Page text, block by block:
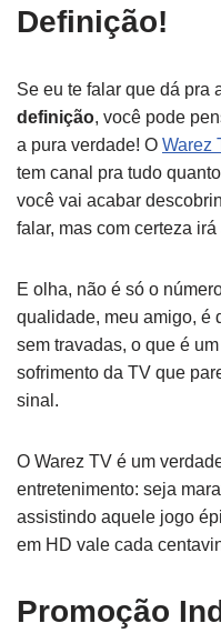
Definição!
Se eu te falar que dá pra
definição, você pode
a pura verdade! O Warez
tem canal pra tudo
você vai acabar
falar, mas com certeza irá
E olha, não é só o
qualidade, meu amigo, é
sem travadas, o que é
sofrimento da TV que
sinal.
O Warez TV é um
entretenimento: seja
assistindo aquele jogo
em HD vale cada
Promoção